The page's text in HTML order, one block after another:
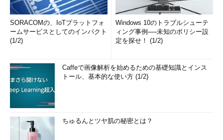
アプリケーションのカテゴリ別表示
Sの［スタート］メニューに相当し、場合によって
は非常に多く表示されることがある。縮小表示さ
SORACOMの、IoTプラットフォ
ームサービスとしてのインパクト
(1/2)
Windows 10のトラブルシューテ
ィング事例──未知のポリシー設
定を探せ！ (1/2)
Caffeで画像解析を始めるための基礎知識とインス
トール、基本的な使い方 (1/2)
ちゅるんとツヤ肌の秘密とは？